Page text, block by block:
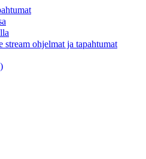
ohjelmat ja tapahtumat